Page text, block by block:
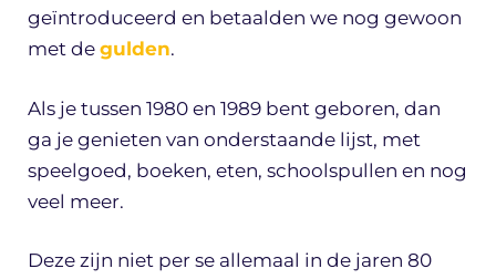
geïntroduceerd en betaalden we nog gewoon
met de gulden.
Als je tussen 1980 en 1989 bent geboren, dan
ga je genieten van onderstaande lijst, met
speelgoed, boeken, eten, schoolspullen en nog
veel meer.
Deze zijn niet per se allemaal in de jaren 80